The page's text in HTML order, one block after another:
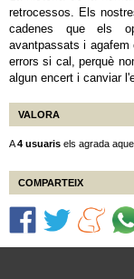
retrocessos. Els
cadenes que els
avantpassats i
errors si cal, perquè
algun encert i canviar
VALORA
A4 usuaris els agrada
COMPARTEIX